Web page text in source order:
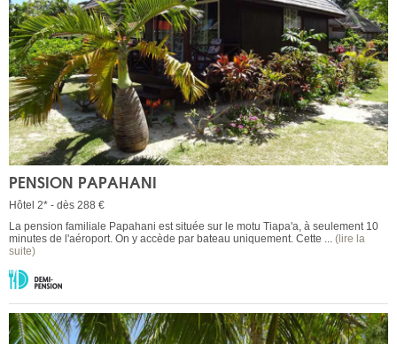
PENSION PAPAHANI
Hôtel 2* - dès 288 €
La pension familiale Papahani est située sur le motu Tiapa'a, à seulement 10
minutes de l'aéroport. On y accède par bateau uniquement. Cette ... (lire la
suite)